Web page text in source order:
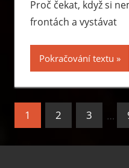
Proč čekat, když si
frontách a vystávat
Pokračování textu
Stránkování
příspěvků
1 2 3 …